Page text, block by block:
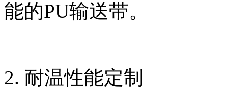
能的PU输送带。
2. 耐温性能定制